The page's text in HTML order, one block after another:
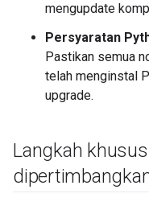
mengupdate
Persyaratan
Pastikan semua
telah menginstal
upgrade.
Langkah